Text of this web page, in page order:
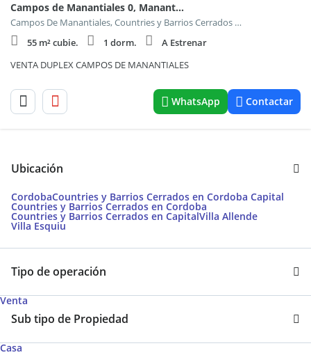
Campos de Manantiales 0, Manantiales, Córdoba
Campos De Manantiales, Countries y Barrios Cerrados en Cordoba Capital
55 m² cubie.
1 dorm.
A Estrenar
VENTA DUPLEX CAMPOS DE MANANTIALES
WhatsApp Contactar
Ubicación
CordobaCountries y Barrios Cerrados en Cordoba Capital
Countries y Barrios Cerrados en Cordoba
Countries y Barrios Cerrados en CapitalVilla Allende
Villa Esquiu
Tipo de operación
Venta
Sub tipo de Propiedad
Casa